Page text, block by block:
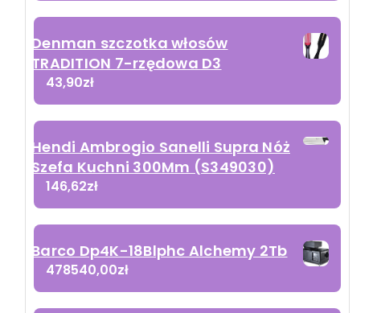
Denman szczotka włosów
TRADITION 7-rzędowa D3
43,90zł
Hendi Ambrogio Sanelli Supra Nóż
Szefa Kuchni 300Mm (S349030)
146,62zł
Barco Dp4K-18Blphc Alchemy 2Tb
478540,00zł